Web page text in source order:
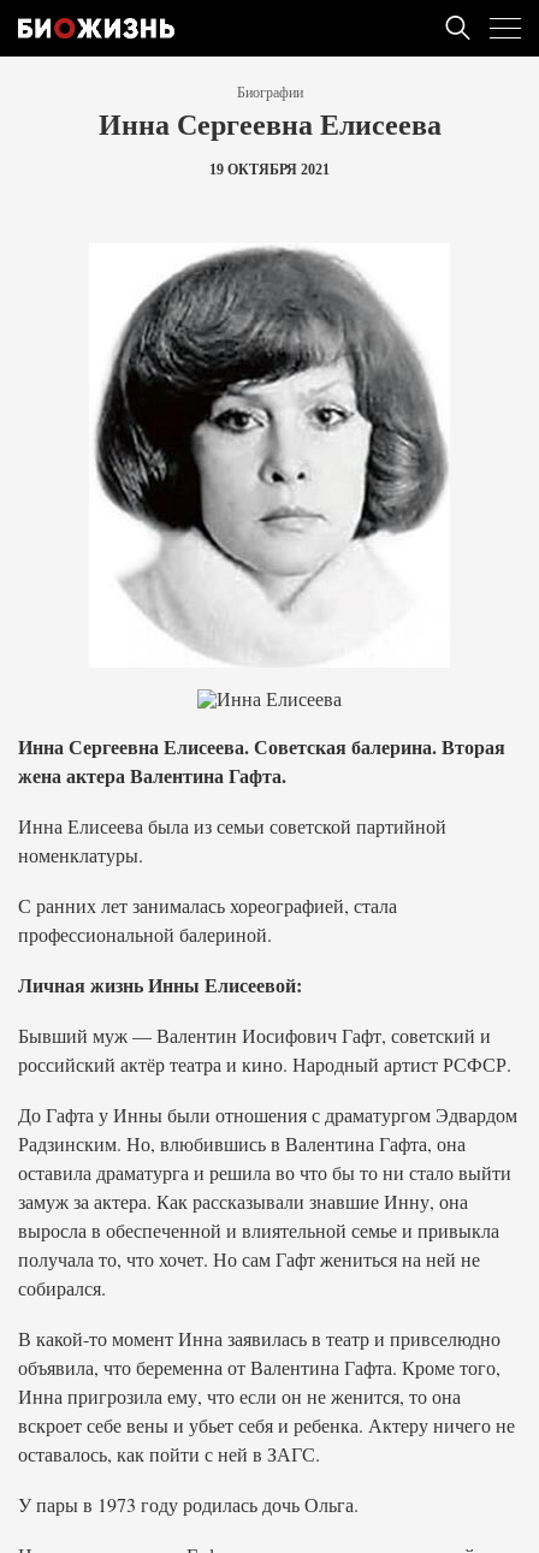
Биографии
Инна Сергеевна Елисеева
19 ОКТЯБРЯ 2021
Инна Сергеевна Елисеева. Советская балерина. Вторая
жена актера Валентина Гафта.
Инна Елисеева была из семьи советской партийной
номенклатуры.
С ранних лет занималась хореографией, стала
профессиональной балериной.
Личная жизнь Инны Елисеевой:
Бывший муж — Валентин Иосифович Гафт, советский и
российский актёр театра и кино. Народный артист РСФСР.
До Гафта у Инны были отношения с драматургом Эдвардом
Радзинским. Но, влюбившись в Валентина Гафта, она
оставила драматурга и решила во что бы то ни стало выйти
замуж за актера. Как рассказывали знавшие Инну, она
выросла в обеспеченной и влиятельной семье и привыкла
получала то, что хочет. Но сам Гафт жениться на ней не
собирался.
В какой-то момент Инна заявилась в театр и привселюдно
объявила, что беременна от Валентина Гафта. Кроме того,
Инна пригрозила ему, что если он не женится, то она
вскроет себе вены и убьет себя и ребенка. Актеру ничего не
оставалось, как пойти с ней в ЗАГС.
У пары в 1973 году родилась дочь Ольга.